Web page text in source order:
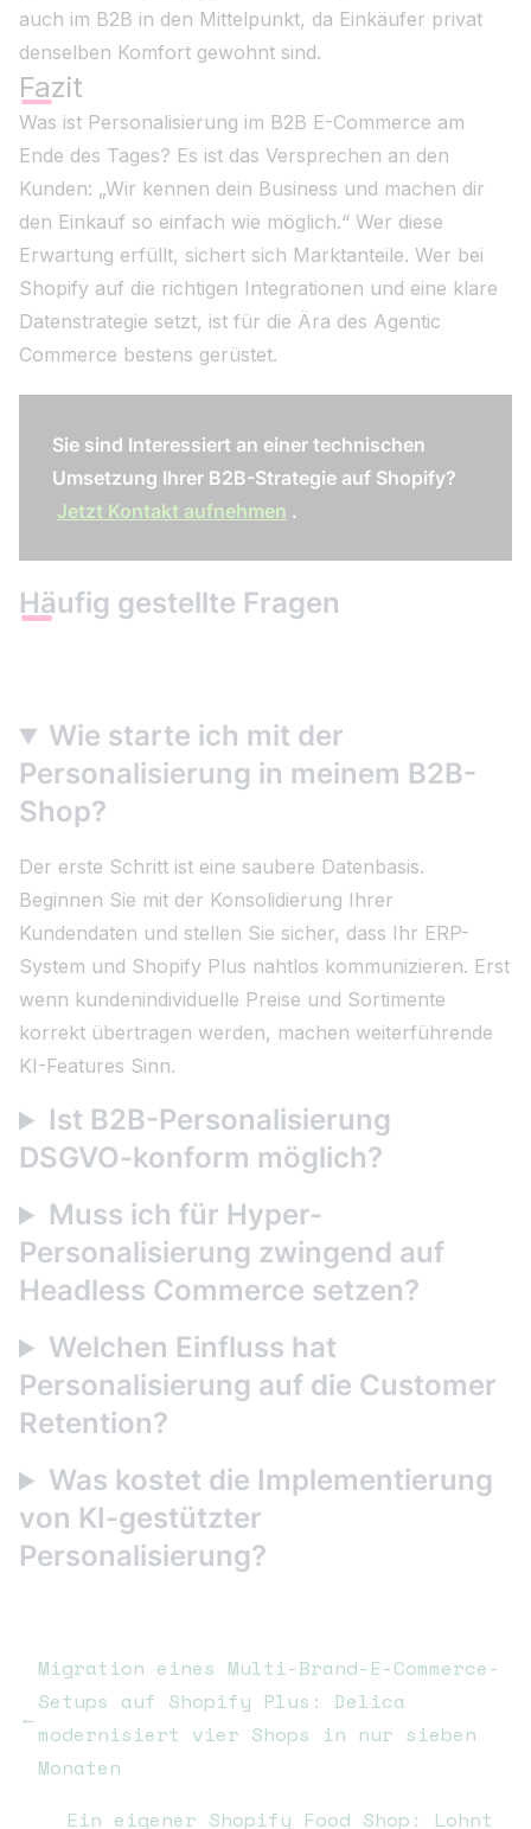
auch im B2B in den Mittelpunkt, da Einkäufer privat
denselben Komfort gewohnt sind.
Fazit
Was ist Personalisierung im B2B E-Commerce am
Ende des Tages? Es ist das Versprechen an den
Kunden: „Wir kennen dein Business und machen dir
den Einkauf so einfach wie möglich.“ Wer diese
Erwartung erfüllt, sichert sich Marktanteile. Wer bei
Shopify auf die richtigen Integrationen und eine klare
Datenstrategie setzt, ist für die Ära des Agentic
Commerce bestens gerüstet.
Sie sind Interessiert an einer technischen
Umsetzung Ihrer B2B-Strategie auf Shopify?
Jetzt Kontakt aufnehmen .
Häufig gestellte Fragen
Wie starte ich mit der
Personalisierung in meinem B2B-
Shop?
Der erste Schritt ist eine saubere Datenbasis.
Beginnen Sie mit der Konsolidierung Ihrer
Kundendaten und stellen Sie sicher, dass Ihr ERP-
System und Shopify Plus nahtlos kommunizieren. Erst
wenn kundenindividuelle Preise und Sortimente
korrekt übertragen werden, machen weiterführende
KI-Features Sinn.
Ist B2B-Personalisierung
DSGVO-konform möglich?
Muss ich für Hyper-
Personalisierung zwingend auf
Headless Commerce setzen?
Welchen Einfluss hat
Personalisierung auf die Customer
Retention?
Was kostet die Implementierung
von KI-gestützter
Personalisierung?
←
Migration eines Multi-Brand-E-Commerce-
Setups auf Shopify Plus: Delica
modernisiert vier Shops in nur sieben
Monaten
Ein eigener Shopify Food Shop: Lohnt